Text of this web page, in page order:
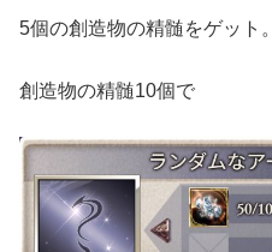
5個の創造物の精髄をゲット。
創造物の精髄10個で